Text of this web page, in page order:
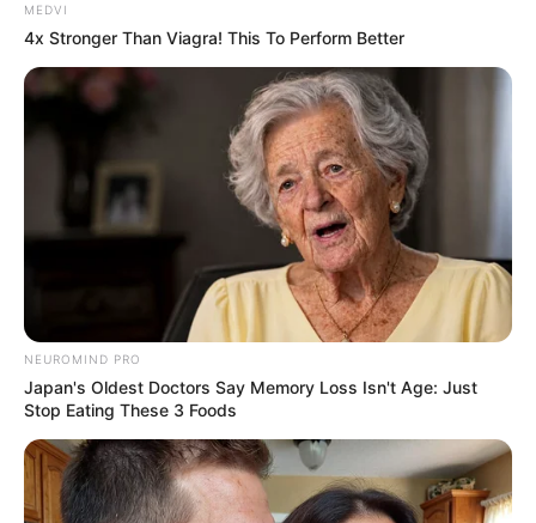
MEDVI
4x Stronger Than Viagra! This To Perform Better
NEUROMIND PRO
Japan's Oldest Doctors Say Memory Loss Isn't Age: Just
Stop Eating These 3 Foods